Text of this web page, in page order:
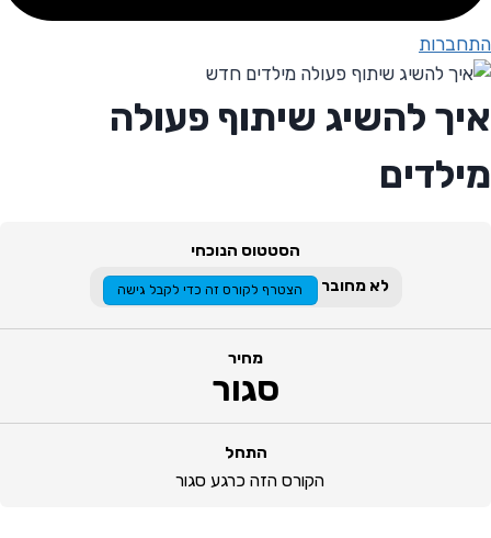
התחברות
איך להשיג שיתוף פעולה
מילדים
הסטטוס הנוכחי
לא מחובר
הצטרף לקורס זה כדי לקבל גישה
מחיר
סגור
התחל
הקורס הזה כרגע סגור